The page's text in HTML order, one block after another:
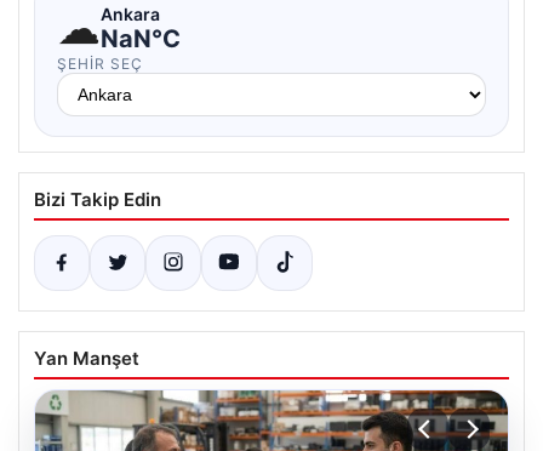
☁Ankara
NaN°C
ŞEHIR SEÇ
Bizi Takip Edin
Yan Manşet